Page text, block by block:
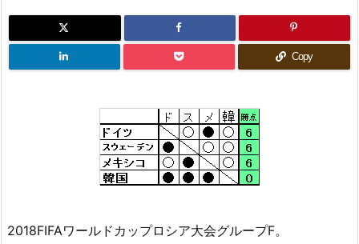
Copy
2018FIFAワールドカップロシア大会グループF。